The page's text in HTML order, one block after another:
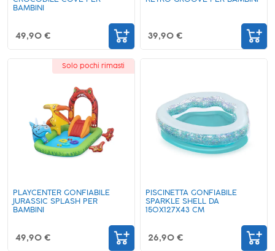
BAMBINI
49,90 € 39,90 €
Solo pochi rimasti
PLAYCENTER GONFIABILE
JURASSIC SPLASH PER
BAMBINI
49,90 €
PISCINETTA GONFIABILE
SPARKLE SHELL DA
150X127X43 CM
26,90 €